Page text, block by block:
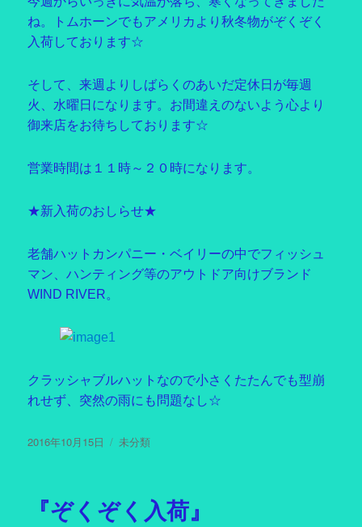
ね。トムホーンでもアメリカより秋冬物がぞくぞく
入荷しております☆
そして、来週よりしばらくのあいだ定休日が毎週
火、水曜日になります。お間違えのないよう心より
御来店をお待ちしております☆
営業時間は１１時～２０時になります。
★新入荷のおしらせ★
老舗ハットカンパニー・ベイリーの中でフィッシュ
マン、ハンティング等のアウトドア向けブランド
WIND RIVER。
クラッシャブルハットなので小さくたたんでも型崩
れせず、突然の雨にも問題なし☆
投
2016年10月15日
カ
ー
未分類
『ぞくぞく入荷』